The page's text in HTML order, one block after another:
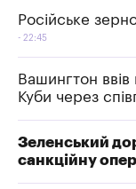
Російське
22:45
Вашингтон ввів
Куби через
Зеленський
санкційну